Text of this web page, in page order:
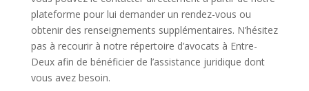
plateforme pour lui demander un rendez-vous ou
obtenir des renseignements supplémentaires. N’hésitez
pas à recourir à notre répertoire d’avocats à Entre-
Deux afin de bénéficier de l’assistance juridique dont
vous avez besoin.